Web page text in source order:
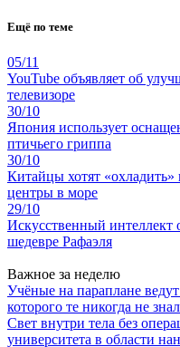
Ещё по теме
05/11
YouTube объявляет об
телевизоре
30/10
Япония использует
птичьего гриппа
30/10
Китайцы хотят
центры в море
29/10
Искусственный
шедевре Рафаэля
Важное за неделю
Учёные на параплане
которого те никогда не
Свет внутри тела без
университета в области